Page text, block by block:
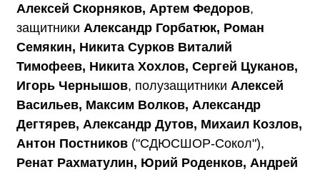
Алексей Скорняков, Артем Федоров,
защитники Александр Горбатюк, Роман
Семякин, Никита Сурков Виталий
Тимофеев, Никита Хохлов, Сергей Цуканов,
Игорь Чернышов, полузащитники Алексей
Васильев, Максим Волков, Александр
Дегтярев, Александр Дутов, Михаил Козлов,
Антон Постников ("СДЮСШОР-Сокол"),
Ренат Рахматулин, Юрий Роденков, Андрей